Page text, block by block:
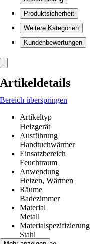
Produktsicherheit
Weitere Kategorien
Kundenbewertungen
Artikeldetails
Bereich überspringen
Artikeltyp
Heizgerät
Ausführung
Handtuchwärmer
Einsatzbereich
Feuchtraum
Anwendung
Heizen, Wärmen
Räume
Badezimmer
Material
Metall
Materialspezifizierung
Stahl